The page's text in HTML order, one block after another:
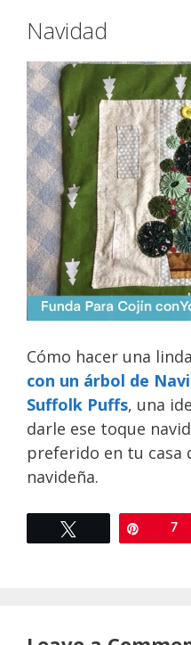
Navidad
Cómo hacer una linda
con un árbol de
Suffolk Puffs, una
darle ese toque
preferido en tu casa
navideña.
7